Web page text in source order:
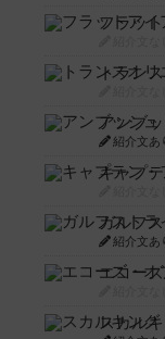
フラッ
紹介文あ
ガルフ
紹介文あ
エコー
スカル